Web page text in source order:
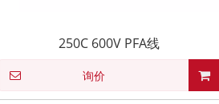
250C 600V PFA线
询价